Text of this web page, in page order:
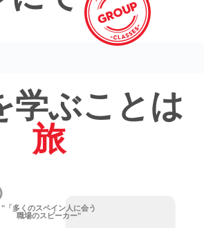
学ぶことは
旅
"「多くのスペイン人に会う
職場のスピーカー"